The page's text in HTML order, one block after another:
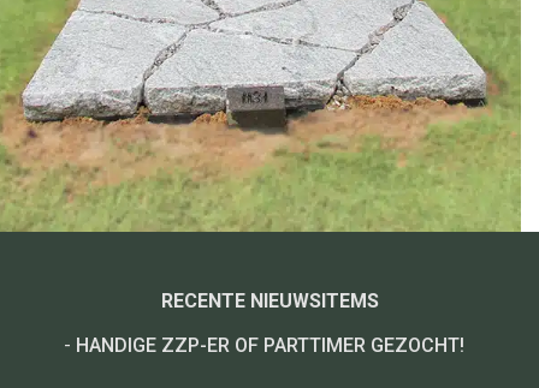
RECENTE NIEUWSITEMS
- HANDIGE ZZP-ER OF PARTTIMER GEZOCHT!